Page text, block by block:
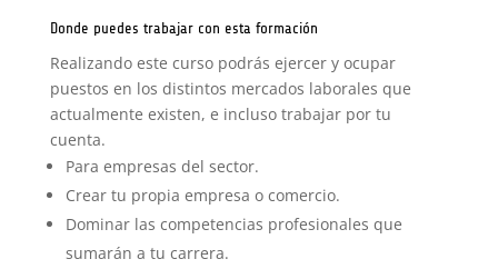
Donde puedes trabajar con esta formación
Realizando este curso podrás ejercer y ocupar
puestos en los distintos mercados laborales que
actualmente existen, e incluso trabajar por tu
cuenta.
Para empresas del sector.
Crear tu propia empresa o comercio.
Dominar las competencias profesionales que
sumarán a tu carrera.